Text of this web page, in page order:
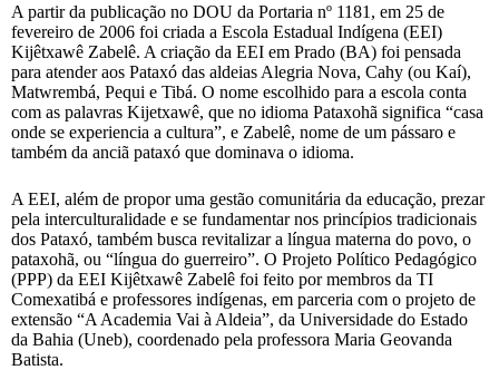
A partir da publicação no DOU da Portaria nº 1181, em 25 de
fevereiro de 2006 foi criada a Escola Estadual Indígena (EEI)
Kijêtxawê Zabelê. A criação da EEI em Prado (BA) foi pensada
para atender aos Pataxó das aldeias Alegria Nova, Cahy (ou Kaí),
Matwrembá, Pequi e Tibá. O nome escolhido para a escola conta
com as palavras Kijetxawê, que no idioma Pataxohã significa “casa
onde se experiencia a cultura”, e Zabelê, nome de um pássaro e
também da anciã pataxó que dominava o idioma.
A EEI, além de propor uma gestão comunitária da educação, prezar
pela interculturalidade e se fundamentar nos princípios tradicionais
dos Pataxó, também busca revitalizar a língua materna do povo, o
pataxohã, ou “língua do guerreiro”. O Projeto Político Pedagógico
(PPP) da EEI Kijêtxawê Zabelê foi feito por membros da TI
Comexatibá e professores indígenas, em parceria com o projeto de
extensão “A Academia Vai à Aldeia”, da Universidade do Estado
da Bahia (Uneb), coordenado pela professora Maria Geovanda
Batista.